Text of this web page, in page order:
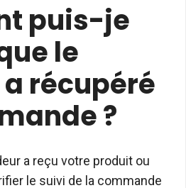
puis-je
le
récupéré
?
a reçu votre produit ou
le suivi de la commande